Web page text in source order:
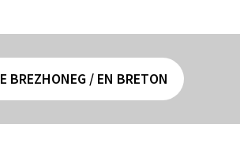
E BREZHONEG / EN BRETON